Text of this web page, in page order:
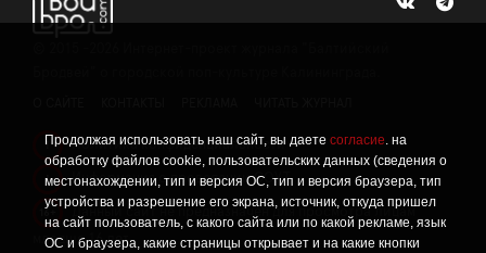
Продолжая использовать наш сайт, вы даете согласие. на
обработку файлов cookie, пользовательских данных (сведения о
местонахождении, тип и версия ОС, тип и версия браузера, тип
устройства и разрешение его экрана, источник, откуда пришел
на сайт пользователь, с какого сайта или по какой рекламе, язык
ОС и браузера, какие страницы открывает и на какие кнопки
! Политика конфиденциальности
! Информация о проведении СОУТ
Данный сайт не предназначен для просмотра лицам
младше 16 лет.